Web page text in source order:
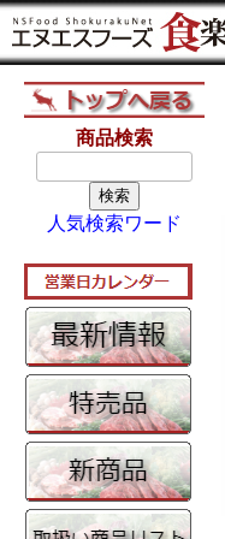
商品検索
検索
人気検索ワード